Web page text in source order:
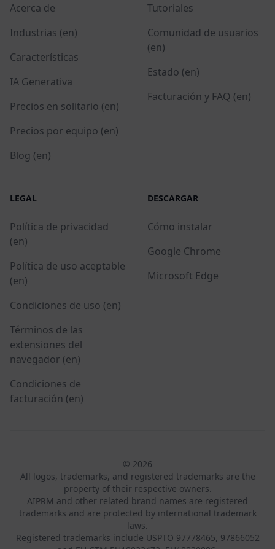
Acerca de
Industrias (en)
Características
IA Generativa
Precios en solitario (en)
Precios por equipo (en)
Blog (en)
Tutoriales
Comunidad de usuarios
(en)
Estado (en)
Facturación y FAQ (en)
LEGAL
Política de privacidad
(en)
Política de uso aceptable
(en)
Condiciones de uso (en)
Términos de las
extensiones del
navegador (en)
Condiciones de
facturación (en)
DESCARGAR
Cómo instalar
Google Chrome
Microsoft Edge
© 2026
All logos, trademarks, and registered trademarks are the
property of their respective owners.
AIPRM and other related brand names are registered
trademarks and are protected by international trademark
laws.
Registered trademarks include USPTO 97778465, 97866052